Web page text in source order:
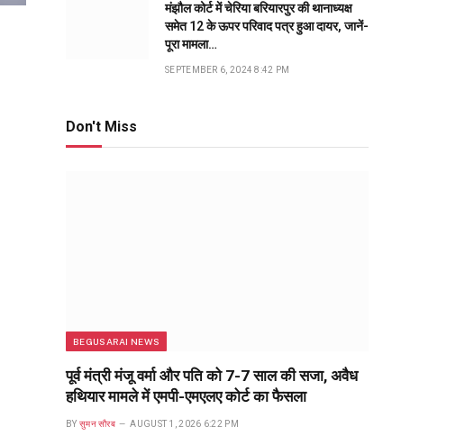
मंझौल कोर्ट में चेरिया बरियारपुर की थानाध्यक्ष
समेत 12 के ऊपर परिवाद पत्र हुआ दायर, जानें-
पूरा मामला…
SEPTEMBER 6, 2024 8:42 PM
Don't Miss
BEGUSARAI NEWS
पूर्व मंत्री मंजू वर्मा और पति को 7-7 साल की सजा, अवैध
हथियार मामले में एमपी-एमएलए कोर्ट का फैसला
BY सुमन सौरब AUGUST 1, 2026 6:22 PM